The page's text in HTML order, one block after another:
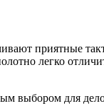
приятные
легко
выбором для